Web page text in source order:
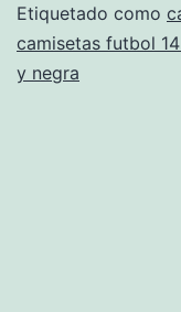
Etiquetado como
camisetas futbol
y negra